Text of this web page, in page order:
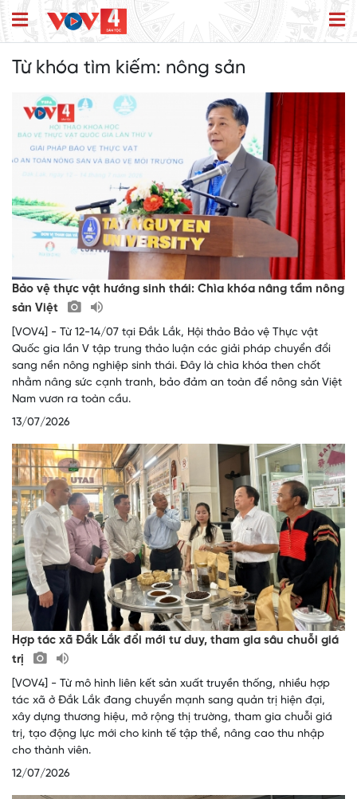
Từ khóa tìm kiếm: nông sản
Bảo vệ thực vật hướng sinh thái: Chìa khóa nâng tầm nông
sản Việt
[VOV4] - Từ 12-14/07 tại Đắk Lắk, Hội thảo Bảo vệ Thực vật
Quốc gia lần V tập trung thảo luận các giải pháp chuyển đổi
sang nền nông nghiệp sinh thái. Đây là chìa khóa then chốt
nhằm nâng sức cạnh tranh, bảo đảm an toàn để nông sản Việt
Nam vươn ra toàn cầu.
13/07/2026
Hợp tác xã Đắk Lắk đổi mới tư duy, tham gia sâu chuỗi giá
trị
[VOV4] - Từ mô hình liên kết sản xuất truyền thống, nhiều hợp
tác xã ở Đắk Lắk đang chuyển mạnh sang quản trị hiện đại,
xây dựng thương hiệu, mở rộng thị trường, tham gia chuỗi giá
trị, tạo động lực mới cho kinh tế tập thể, nâng cao thu nhập
cho thành viên.
12/07/2026